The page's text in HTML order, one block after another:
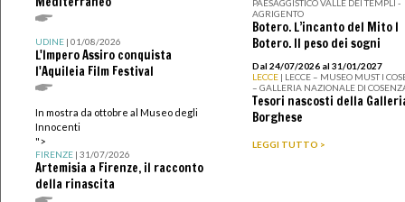
UDINE| 01/08/2026
L'Impero Assiro conquista
l'Aquileia Film Festival
In mostra da ottobre al Museo degli
Innocenti
">
FIRENZE| 31/07/2026
Artemisia a Firenze, il racconto
della rinascita
PAESAGGISTICO VALLE DEI TEMPLI -
AGRIGENTO
Botero. L’incanto del Mito I
Botero. Il peso dei sogni
Dal 24/07/2026 al 31/01/2027
LECCE | LECCE – MUSEO MUST I
– GALLERIA NAZIONALE DI
Tesori nascosti della
Borghese
LEGGI TUTTO >